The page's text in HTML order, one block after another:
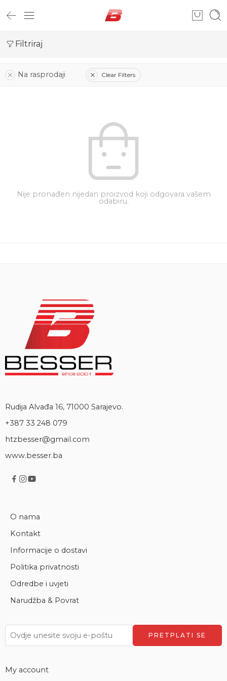
Filtriraj
Na rasprodaji Clear Filters
Nije pronađen nijedan proizvod koji odgovara vašem
odabiru.
Rudija Alvađa 16, 71000 Sarajevo.
+387 33 248 079
htzbesser@gmail.com
www.besser.ba
O nama
Kontakt
Informacije o dostavi
Politika privatnosti
Odredbe i uvjeti
Narudžba & Povrat
My account